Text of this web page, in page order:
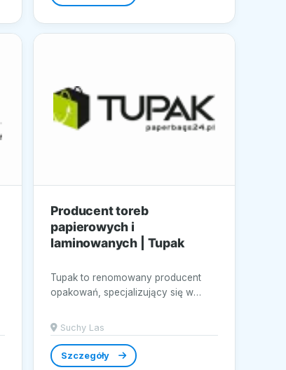
Producent toreb
papierowych i
laminowanych | Tupak
Tupak to renomowany producent
opakowań, specjalizujący się w
papierowych i...
Suchy Las
Szczegóły